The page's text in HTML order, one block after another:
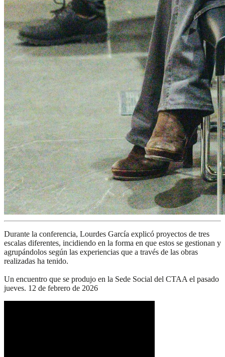
Durante la conferencia, Lourdes García explicó proyectos de tres
escalas diferentes, incidiendo en la forma en que estos se gestionan y
agrupándolos según las experiencias que a través de las obras
realizadas ha tenido.
Un encuentro que se produjo en la Sede Social del CTAA el pasado
jueves. 12 de febrero de 2026